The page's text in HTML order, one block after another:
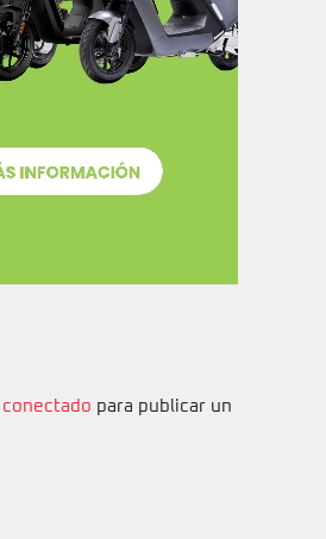
conectado para publicar un